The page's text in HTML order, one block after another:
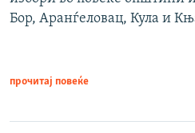
Бор, Аранѓеловац, Кула и
прочитај повеќе